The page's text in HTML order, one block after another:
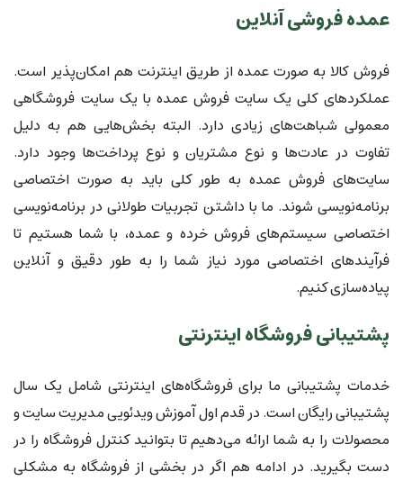
عمده فروشی آنلاین
فروش کالا به صورت عمده از طریق اینترنت هم امکان‌پذیر است.
عملکردهای کلی یک سایت فروش عمده با یک سایت فروشگاهی
معمولی شباهت‌های زیادی دارد. البته بخش‌هایی هم به دلیل
تفاوت در عادت‌ها و نوع مشتریان و نوع پرداخت‌ها وجود دارد.
سایت‌های فروش عمده به طور کلی باید به صورت اختصاصی
برنامه‌نویسی شوند. ما با داشتن تجربیات طولانی در برنامه‌نویسی
اختصاصی سیستم‌های فروش خرده و عمده، با شما هستیم تا
فرآیندهای اختصاصی مورد نیاز شما را به طور دقیق و آنلاین
پیاده‌سازی کنیم.
پشتیبانی فروشگاه اینترنتی
خدمات پشتیبانی ما برای فروشگاه‌های اینترنتی شامل یک سال
پشتیبانی رایگان است. در قدم اول آموزش ویدئویی مدیریت سایت و
محصولات را به شما ارائه می‌دهیم تا بتوانید کنترل فروشگاه را در
دست بگیرید. در ادامه هم اگر در بخشی از فروشگاه به مشکلی